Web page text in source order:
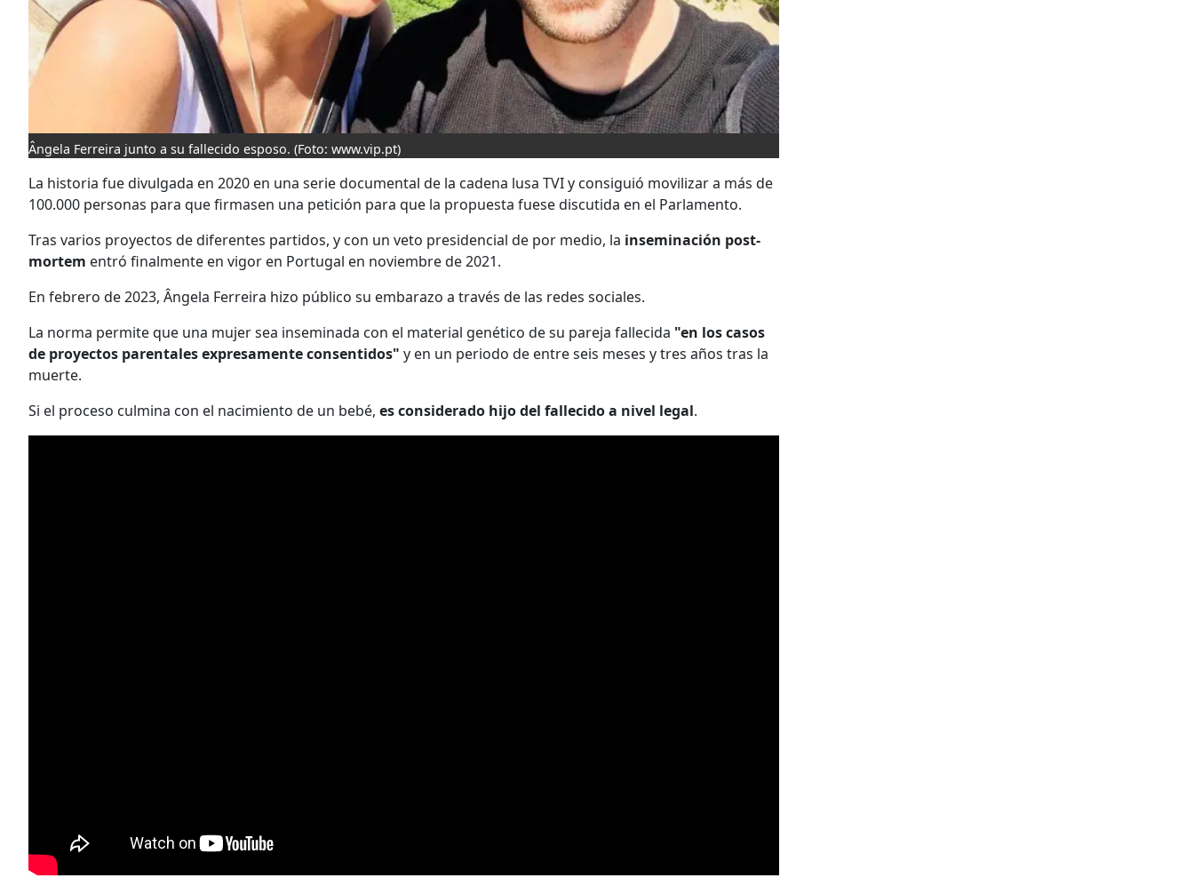
Ângela Ferreira junto a su fallecido esposo. (Foto: www.vip.pt)
La historia fue divulgada en 2020 en una serie documental de la cadena lusa TVI y consiguió movilizar a más de
100.000 personas para que firmasen una petición para que la propuesta fuese discutida en el Parlamento.
Tras varios proyectos de diferentes partidos, y con un veto presidencial de por medio, la inseminación post-
mortem entró finalmente en vigor en Portugal en noviembre de 2021.
En febrero de 2023, Ângela Ferreira hizo público su embarazo a través de las redes sociales.
La norma permite que una mujer sea inseminada con el material genético de su pareja fallecida "en los casos
de proyectos parentales expresamente consentidos" y en un periodo de entre seis meses y tres años tras la
muerte.
Si el proceso culmina con el nacimiento de un bebé, es considerado hijo del fallecido a nivel legal.